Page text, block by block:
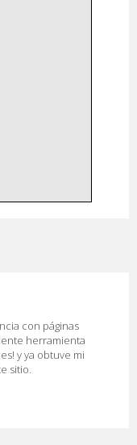
con páginas
herramienta
y ya obtuve mi
sitio.